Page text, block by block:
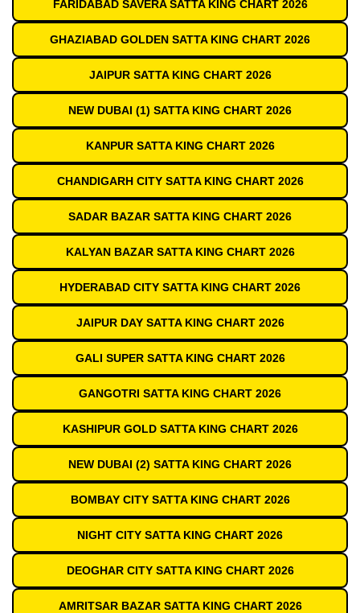
FARIDABAD SAVERA SATTA KING CHART 2026
GHAZIABAD GOLDEN SATTA KING CHART 2026
JAIPUR SATTA KING CHART 2026
NEW DUBAI (1) SATTA KING CHART 2026
KANPUR SATTA KING CHART 2026
CHANDIGARH CITY SATTA KING CHART 2026
SADAR BAZAR SATTA KING CHART 2026
KALYAN BAZAR SATTA KING CHART 2026
HYDERABAD CITY SATTA KING CHART 2026
JAIPUR DAY SATTA KING CHART 2026
GALI SUPER SATTA KING CHART 2026
GANGOTRI SATTA KING CHART 2026
KASHIPUR GOLD SATTA KING CHART 2026
NEW DUBAI (2) SATTA KING CHART 2026
BOMBAY CITY SATTA KING CHART 2026
NIGHT CITY SATTA KING CHART 2026
DEOGHAR CITY SATTA KING CHART 2026
AMRITSAR BAZAR SATTA KING CHART 2026